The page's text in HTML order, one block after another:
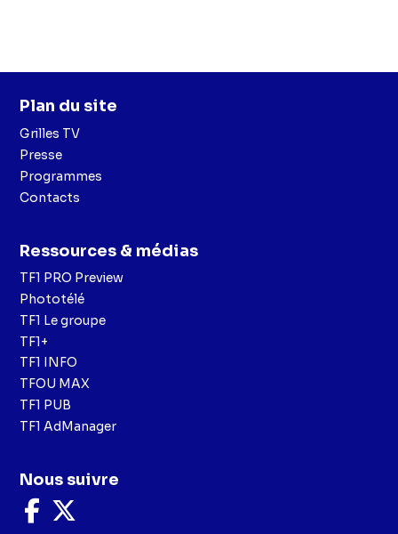
Plan du site
Grilles TV
Presse
Programmes
Contacts
Ressources & médias
TF1 PRO Preview
Phototélé
TF1 Le groupe
TF1+
TF1 INFO
TFOU MAX
TF1 PUB
TF1 AdManager
Nous suivre
Nous
suivre